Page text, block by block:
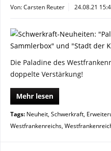
Von: Carsten Reuter 24.08.21
Die Paladine des
doppelte Verstärkung!
Mehr lesen
Tags: Neuheit, Schwerkraft,
Westfrankenreichs,